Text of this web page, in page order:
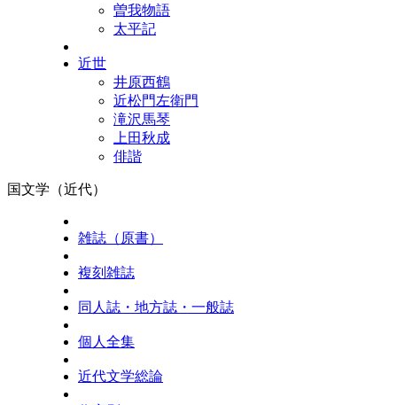
曽我物語
太平記
近世
井原西鶴
近松門左衛門
滝沢馬琴
上田秋成
俳諧
国文学（近代）
雑誌（原書）
複刻雑誌
同人誌・地方誌・一般誌
個人全集
近代文学総論